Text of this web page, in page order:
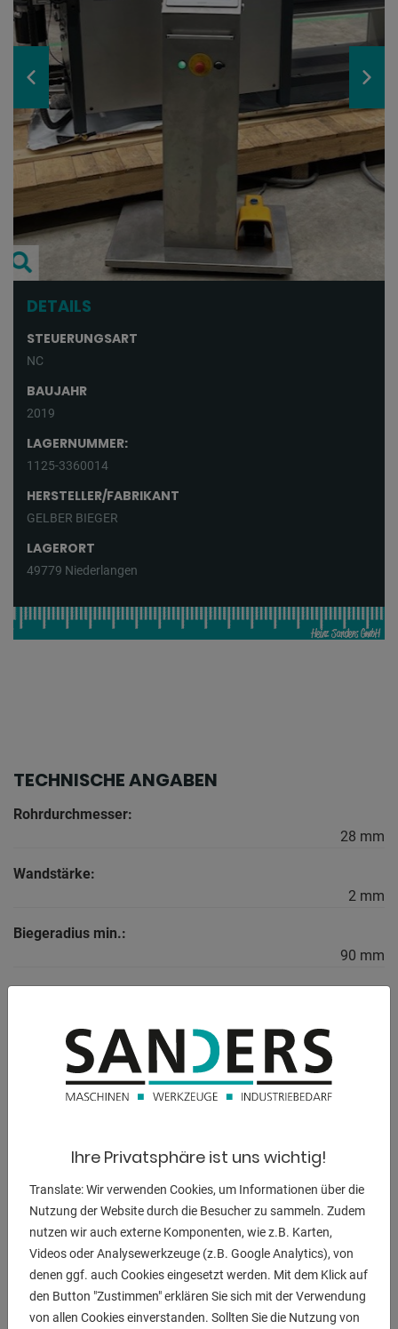
DETAILS
STEUERUNGSART
NC
BAUJAHR
2019
LAGERNUMMER:
1125-3360014
HERSTELLER/FABRIKANT
GELBER BIEGER
LAGERORT
49779 Niederlangen
TECHNISCHE ANGABEN
Rohrdurchmesser:
28 mm
Wandstärke:
2 mm
Biegeradius min.:
90 mm
Gesamtleistungsbedarf:
BESCHREIBUNG
aktueller Neupreis ~ 75.000 EURO
ANFRAGEN
Ihre Privatsphäre ist uns wichtig!
Translate: Wir verwenden Cookies, um Informationen über die
Nutzung der Website durch die Besucher zu sammeln. Zudem
nutzen wir auch externe Komponenten, wie z.B. Karten,
Videos oder Analysewerkzeuge (z.B. Google Analytics), von
denen ggf. auch Cookies eingesetzt werden. Mit dem Klick auf
den Button "Zustimmen" erklären Sie sich mit der Verwendung
von allen Cookies einverstanden. Sollten Sie die Nutzung von